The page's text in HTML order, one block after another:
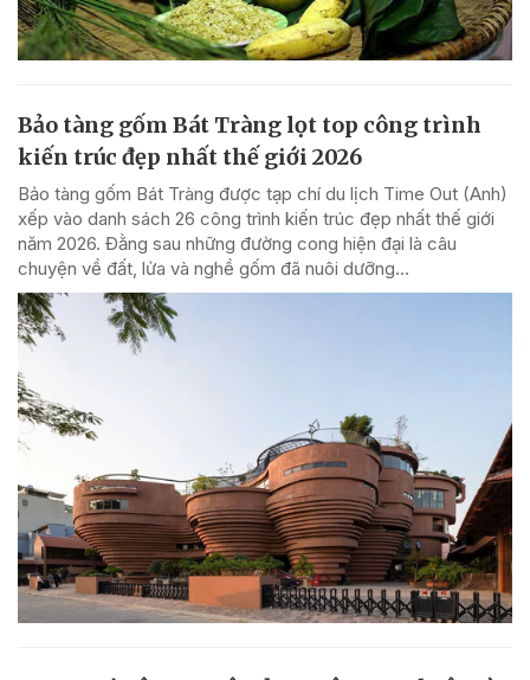
Bảo tàng gốm Bát Tràng lọt top công trình
kiến trúc đẹp nhất thế giới 2026
Bảo tàng gốm Bát Tràng được tạp chí du lịch Time Out (Anh)
xếp vào danh sách 26 công trình kiến trúc đẹp nhất thế giới
năm 2026. Đằng sau những đường cong hiện đại là câu
chuyện về đất, lửa và nghề gốm đã nuôi dưỡng...